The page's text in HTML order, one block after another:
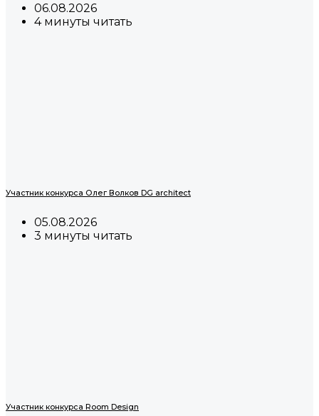
06.08.2026
4 минуты читать
Участник конкурса Олег Волков DG architect
05.08.2026
3 минуты читать
Участник конкурса Room Design